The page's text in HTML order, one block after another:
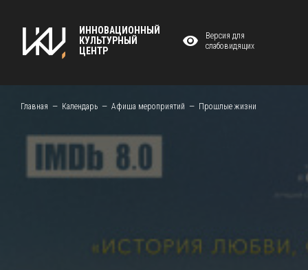
ИННОВАЦИОННЫЙ
КУЛЬТУРНЫЙ
ЦЕНТР
Версия для
слабовидящих
Главная Календарь Афиша мероприятий Прошлые жизни